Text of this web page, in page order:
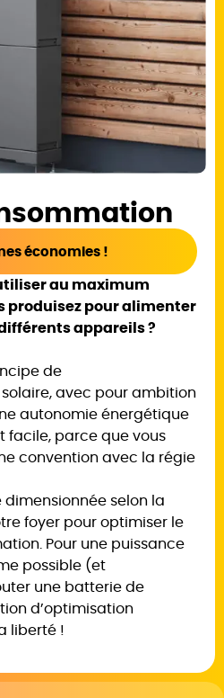
au maximum
produisez pour alimenter
appareils ?
de
avec pour ambition
autonomie énergétique
facile, parce que vous
convention avec la régie
dimensionnée selon la
foyer pour optimiser le
Pour une puissance
possible (et
une batterie de
d’optimisation
liberté !
économies !